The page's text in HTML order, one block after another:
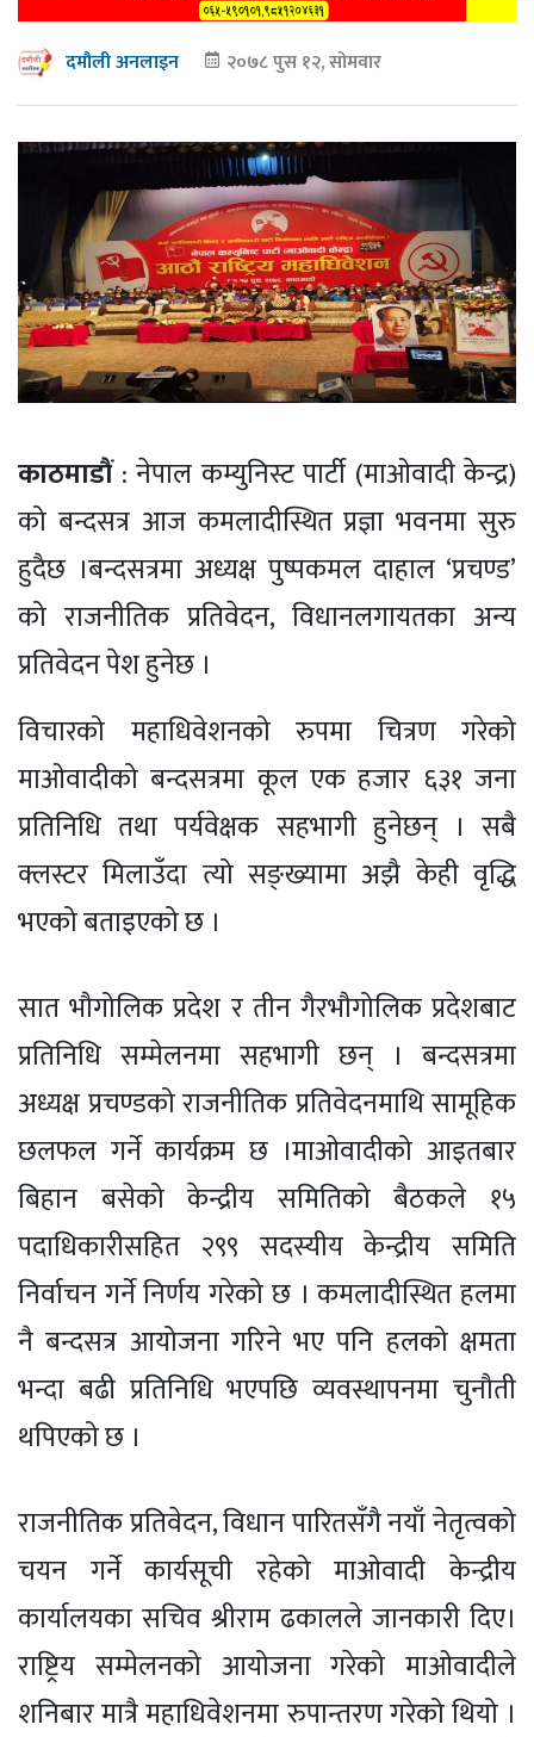
दमौली अनलाइन २०७८ पुस १२, सोमवार
काठमाडौं: नेपाल कम्युनिस्ट पार्टी (माओवादी केन्द्र)
को बन्दसत्र आज कमलादीस्थित प्रज्ञा भवनमा सुरु
हुदैछ ।बन्दसत्रमा अध्यक्ष पुष्पकमल दाहाल ‘प्रचण्ड’
को राजनीतिक प्रतिवेदन, विधानलगायतका अन्य
प्रतिवेदन पेश हुनेछ ।
विचारको महाधिवेशनको रुपमा चित्रण गरेको
माओवादीको बन्दसत्रमा कूल एक हजार ६३१ जना
प्रतिनिधि तथा पर्यवेक्षक सहभागी हुनेछन् । सबै
क्लस्टर मिलाउँदा त्यो सङ्ख्यामा अझै केही वृद्धि
भएको बताइएको छ ।
सात भौगोलिक प्रदेश र तीन गैरभौगोलिक प्रदेशबाट
प्रतिनिधि सम्मेलनमा सहभागी छन् । बन्दसत्रमा
अध्यक्ष प्रचण्डको राजनीतिक प्रतिवेदनमाथि सामूहिक
छलफल गर्ने कार्यक्रम छ ।माओवादीको आइतबार
बिहान बसेको केन्द्रीय समितिको बैठकले १५
पदाधिकारीसहित २९९ सदस्यीय केन्द्रीय समिति
निर्वाचन गर्ने निर्णय गरेको छ । कमलादीस्थित हलमा
नै बन्दसत्र आयोजना गरिने भए पनि हलको क्षमता
भन्दा बढी प्रतिनिधि भएपछि व्यवस्थापनमा चुनौती
थपिएको छ ।
राजनीतिक प्रतिवेदन, विधान पारितसँगै नयाँ नेतृत्वको
चयन गर्ने कार्यसूची रहेको माओवादी केन्द्रीय
कार्यालयका सचिव श्रीराम ढकालले जानकारी दिए।
राष्ट्रिय सम्मेलनको आयोजना गरेको माओवादीले
शनिबार मात्रै महाधिवेशनमा रुपान्तरण गरेको थियो ।